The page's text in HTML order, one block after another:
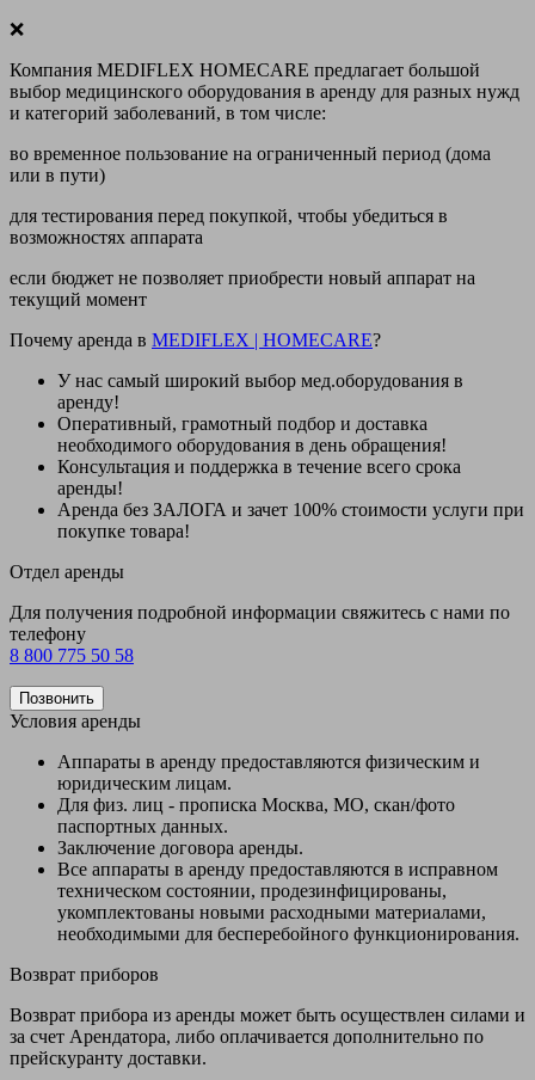
❌
Компания MEDIFLEX HOMECARE предлагает большой
выбор медицинского оборудования в аренду для разных нужд
и категорий заболеваний, в том числе:
во временное пользование на ограниченный период (дома
или в пути)
для тестирования перед покупкой, чтобы убедиться в
возможностях аппарата
если бюджет не позволяет приобрести новый аппарат на
текущий момент
Почему аренда в MEDIFLEX | HOMECARE?
У нас самый широкий выбор мед.оборудования в
аренду!
Оперативный, грамотный подбор и доставка
необходимого оборудования в день обращения!
Консультация и поддержка в течение всего срока
аренды!
Аренда без ЗАЛОГА и зачет 100% стоимости услуги при
покупке товара!
Отдел аренды
Для получения подробной информации свяжитесь с нами по
телефону
8 800 775 50 58
Позвонить
Условия аренды
Аппараты в аренду предоставляются физическим и
юридическим лицам.
Для физ. лиц - прописка Москва, МО, скан/фото
паспортных данных.
Заключение договора аренды.
Все аппараты в аренду предоставляются в исправном
техническом состоянии, продезинфицированы,
укомплектованы новыми расходными материалами,
необходимыми для бесперебойного функционирования.
Возврат приборов
Возврат прибора из аренды может быть осуществлен силами и
за счет Арендатора, либо оплачивается дополнительно по
прейскуранту доставки.